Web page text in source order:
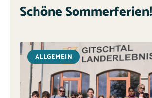
Schöne Sommerferien!
ALLGEMEIN